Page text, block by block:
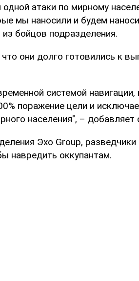
атаки по мирному
мы наносили и будем
бойцов подразделения.
они долго готовились к
системой навигации,
поражение цели и
населения", – добавляет
Эхо Group,
навредить оккупантам.